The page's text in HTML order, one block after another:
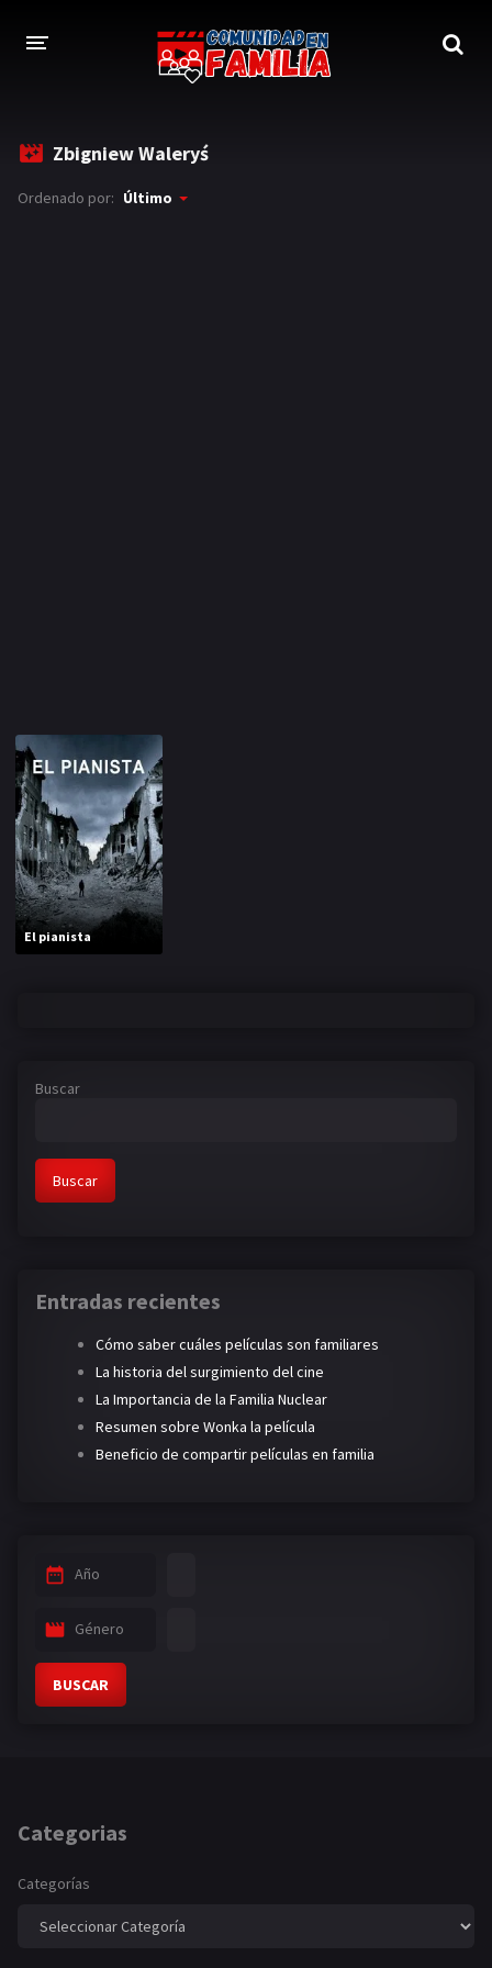
Zbigniew Waleryś
Ordenado por: Último
El pianista
Buscar
Buscar
Entradas recientes
Cómo saber cuáles películas son familiares
La historia del surgimiento del cine
La Importancia de la Familia Nuclear
Resumen sobre Wonka la película
Beneficio de compartir películas en familia
Año
Género
BUSCAR
Categorias
Categorías